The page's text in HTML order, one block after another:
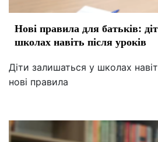
Нові правила для батьків:
школах навіть після уроків
Діти залишаться у школах
нові правила